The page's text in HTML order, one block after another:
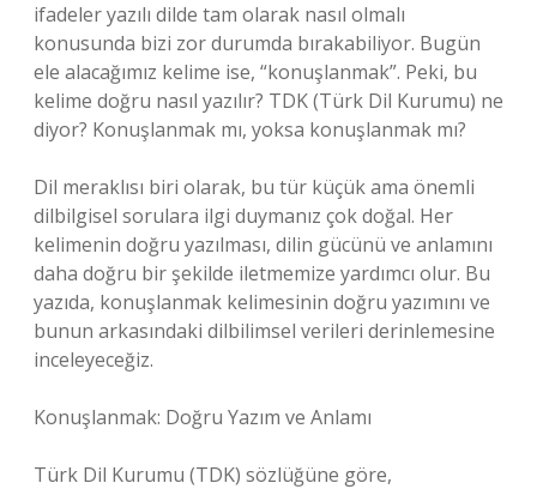
ifadeler yazılı dilde tam olarak nasıl olmalı
konusunda bizi zor durumda bırakabiliyor. Bugün
ele alacağımız kelime ise, “konuşlanmak”. Peki, bu
kelime doğru nasıl yazılır? TDK (Türk Dil Kurumu) ne
diyor? Konuşlanmak mı, yoksa konuşlanmak mı?
Dil meraklısı biri olarak, bu tür küçük ama önemli
dilbilgisel sorulara ilgi duymanız çok doğal. Her
kelimenin doğru yazılması, dilin gücünü ve anlamını
daha doğru bir şekilde iletmemize yardımcı olur. Bu
yazıda, konuşlanmak kelimesinin doğru yazımını ve
bunun arkasındaki dilbilimsel verileri derinlemesine
inceleyeceğiz.
Konuşlanmak: Doğru Yazım ve Anlamı
Türk Dil Kurumu (TDK) sözlüğüne göre,